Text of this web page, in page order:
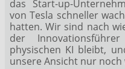
das Start-up-
von Tesla schneller
hatten. Wir sind nach
der
physischen KI bleibt,
unsere Ansicht nur